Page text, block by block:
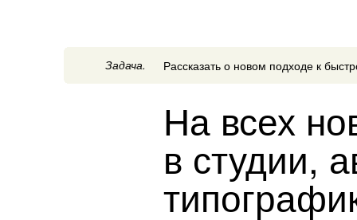
Задача. Рассказать о новом подходе к
На всех
в студии,